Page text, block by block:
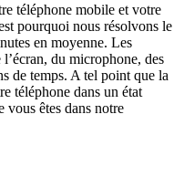
téléphone mobile et votre
pourquoi nous résolvons le
en moyenne. Les
du microphone, des
de temps. A tel point que la
téléphone dans un état
vous êtes dans notre